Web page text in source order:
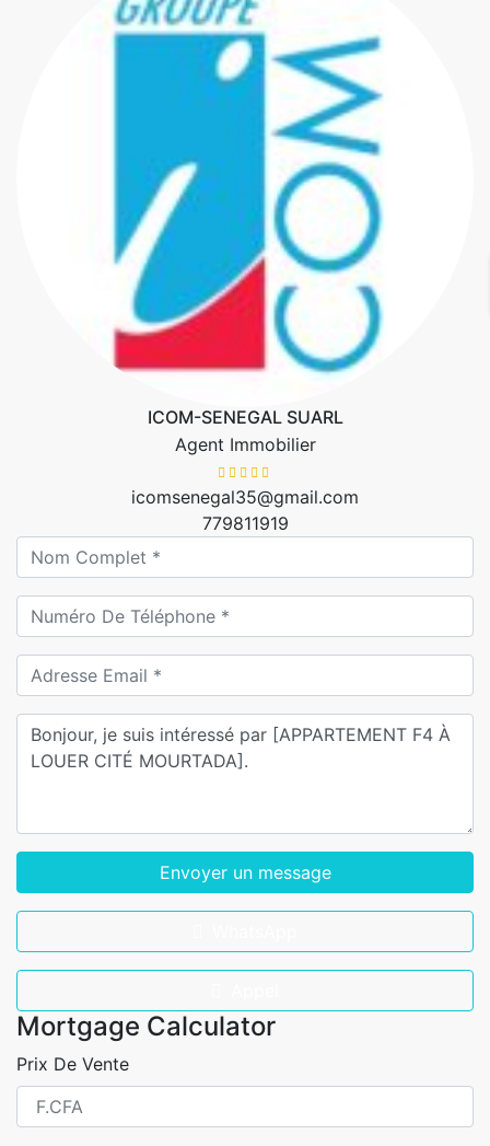
ICOM-SENEGAL SUARL
Agent Immobilier
icomsenegal35@gmail.com
779811919
Envoyer un message
Mortgage Calculator
Prix De Vente